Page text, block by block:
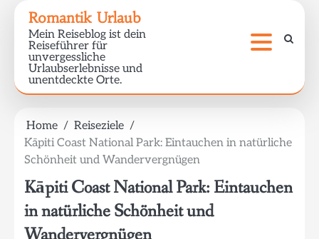
content
Romantik Urlaub
Mein Reiseblog ist dein
Reiseführer für
unvergessliche
Urlaubserlebnisse und
unentdeckte Orte.
Home
Reiseziele
Kāpiti Coast National Park: Eintauchen in natürliche
Schönheit und Wandervergnügen
Kāpiti Coast National Park: Eintauchen
in natürliche Schönheit und